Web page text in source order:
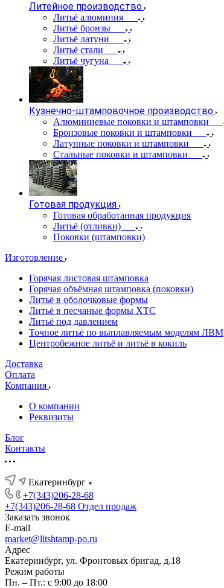
Литейное производство
Литьё алюминия
Литьё бронзы
Литьё латуни
Литьё стали
Литьё чугуна
Кузнечно-штамповочное производство
Алюминиевые поковки и штамповки
Бронзовые поковки и штамповки
Латунные поковки и штамповки
Стальные поковки и штамповки
Готовая продукция
Готовая обработанная продукция
Литьё (отливки)
Поковки (штамповки)
Изготовление
Горячая листовая штамповка
Горячая объёмная штамповка (поковки)
Литьё в оболочковые формы
Литьё в песчаные формы ХТС
Литьё под давлением
Точное литьё по выплавляемым моделям ЛВМ
Центробежное литьё и литьё в кокиль
Доставка
Оплата
Компания
О компании
Реквизиты
Блог
Контакты
Екатеринбург
+7(343)206-28-68
+7(343)206-28-68 Отдел продаж
Заказать звонок
E-mail
market@litshtamp-po.ru
Адрес
Екатеринбург, ул. Фронтовых бригад, д.18
Режим работы
Пн. – Пт.: с 9:00 до 18:00